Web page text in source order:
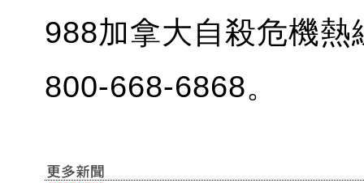
988加拿大自殺危機
800-668-6868。